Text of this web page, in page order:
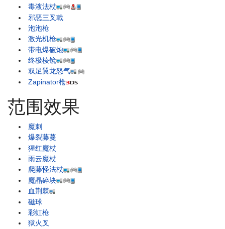
毒液法杖
邪恶三叉戟
泡泡枪
激光机枪
带电爆破炮
终极棱镜
双足翼龙怒气
Zapinator枪
范围效果
魔刺
爆裂藤蔓
猩红魔杖
雨云魔杖
爬藤怪法杖
魔晶碎块
血荆棘
磁球
彩虹枪
狱火叉